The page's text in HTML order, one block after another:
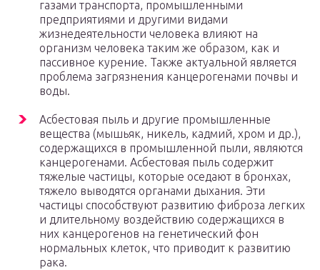
газами транспорта, промышленными
предприятиями и другими видами
жизнедеятельности человека влияют на
организм человека таким же образом, как и
пассивное курение. Также актуальной является
проблема загрязнения канцерогенами почвы и
воды.
Асбестовая пыль и другие промышленные
вещества (мышьяк, никель, кадмий, хром и др.),
содержащихся в промышленной пыли, являются
канцерогенами. Асбестовая пыль содержит
тяжелые частицы, которые оседают в бронхах,
тяжело выводятся органами дыхания. Эти
частицы способствуют развитию фиброза легких
и длительному воздействию содержащихся в
них канцерогенов на генетический фон
нормальных клеток, что приводит к развитию
рака.